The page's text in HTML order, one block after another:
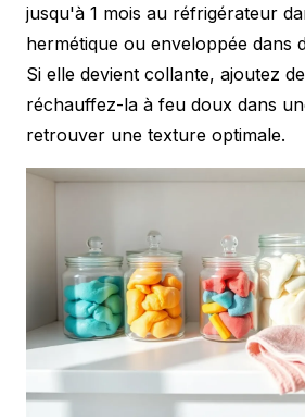
jusqu'à 1 mois au réfrigérateur
hermétique ou enveloppée dans
Si elle devient collante, ajoutez
réchauffez-la à feu doux dans
retrouver une texture optimale.